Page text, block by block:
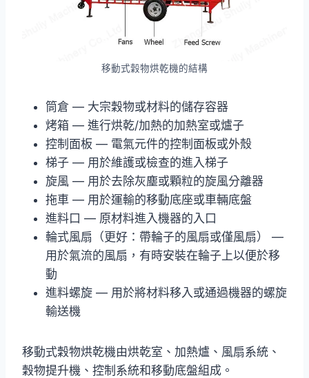
移動式穀物烘乾機的結構
筒倉 — 大宗穀物或材料的儲存容器
烤箱 — 進行烘乾/加熱的加熱室或爐子
控制面板 — 電氣元件的控制面板或外殼
梯子 — 用於維護或檢查的進入梯子
旋風 — 用於去除灰塵或顆粒的旋風分離器
拖車 — 用於運輸的移動底座或車輛底盤
進料口 — 原材料進入機器的入口
輪式風扇（更好：帶輪子的風扇或僅風扇） —
用於氣流的風扇，有時安裝在輪子上以便於移
動
進料螺旋 — 用於將材料移入或通過機器的螺旋
輸送機
移動式穀物烘乾機由烘乾室、加熱爐、風扇系統、
穀物提升機、控制系統和移動底盤組成。